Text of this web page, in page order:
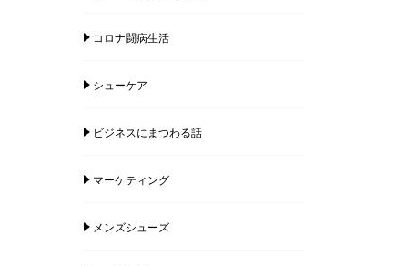
コロナ闘病生活
シューケア
ビジネスにまつわる話
マーケティング
メンズシューズ